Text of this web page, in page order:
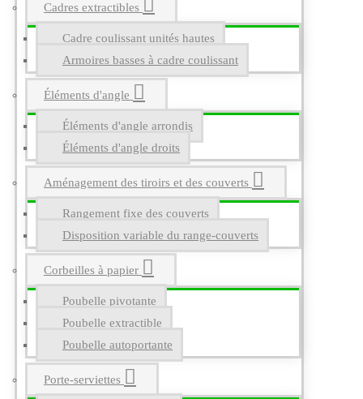
Cadres extractibles
Cadre coulissant unités hautes
Armoires basses à cadre coulissant
Éléments d'angle
Éléments d'angle arrondis
Éléments d'angle droits
Aménagement des tiroirs et des couverts
Rangement fixe des couverts
Disposition variable du range-couverts
Corbeilles à papier
Poubelle pivotante
Poubelle extractible
Poubelle autoportante
Porte-serviettes